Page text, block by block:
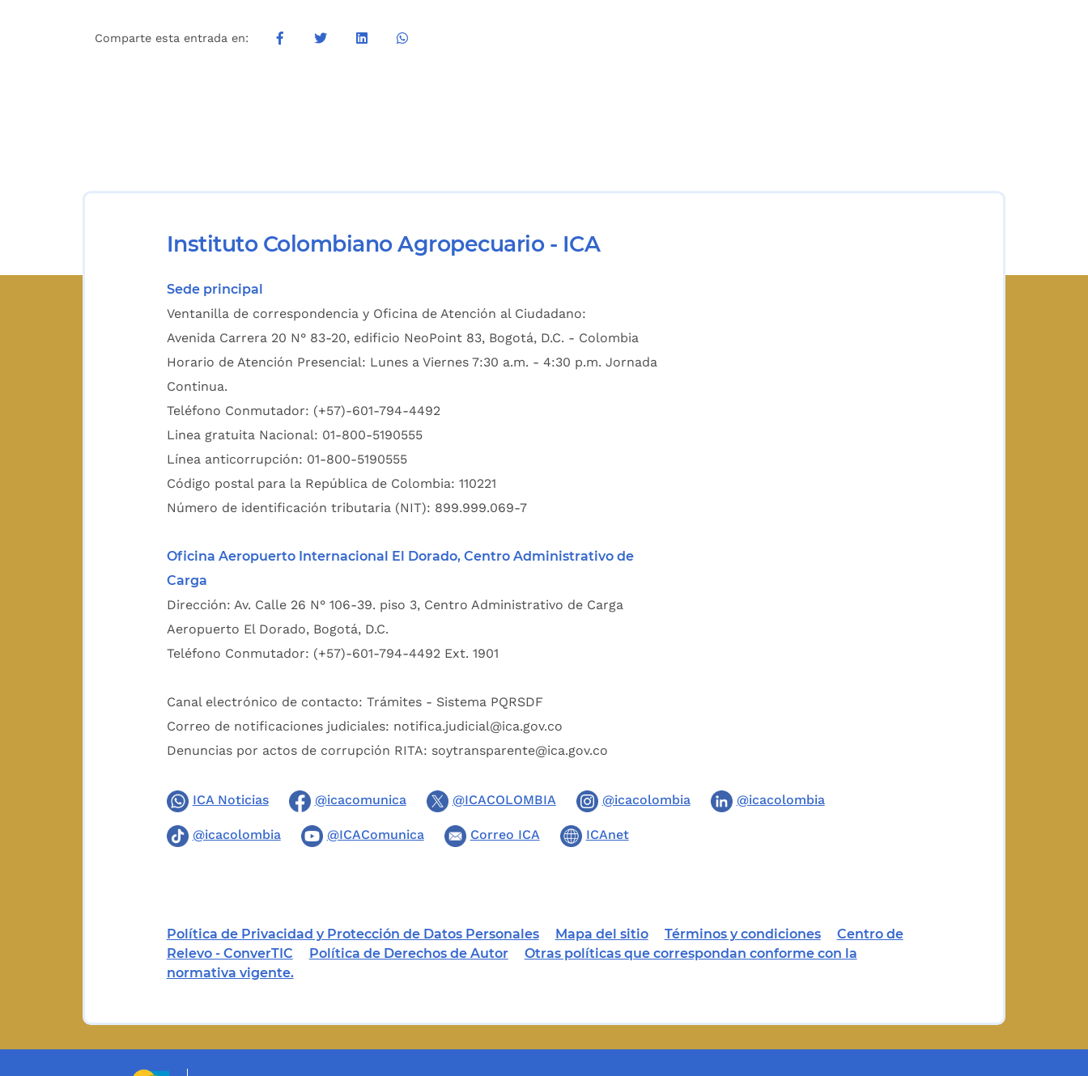
Comparte esta entrada en:
Instituto Colombiano Agropecuario - ICA
Sede principal
Ventanilla de correspondencia y Oficina de Atención al Ciudadano:
Avenida Carrera 20 N° 83-20, edificio NeoPoint 83, Bogotá, D.C. - Colombia
Horario de Atención Presencial: Lunes a Viernes 7:30 a.m. - 4:30 p.m. Jornada
Continua.
Teléfono Conmutador: (+57)-601-794-4492
Linea gratuita Nacional: 01-800-5190555
Línea anticorrupción: 01-800-5190555
Código postal para la República de Colombia: 110221
Número de identificación tributaria (NIT): 899.999.069-7
Oficina Aeropuerto Internacional El Dorado, Centro Administrativo de
Carga
Dirección: Av. Calle 26 N° 106-39. piso 3, Centro Administrativo de Carga
Aeropuerto El Dorado, Bogotá, D.C.
Teléfono Conmutador: (+57)-601-794-4492 Ext. 1901
Canal electrónico de contacto: Trámites - Sistema PQRSDF
Correo de notificaciones judiciales: notifica.judicial@ica.gov.co
Denuncias por actos de corrupción RITA: soytransparente@ica.gov.co
ICA Noticias @icacomunica @ICACOLOMBIA @icacolombia @icacolombia
@icacolombia @ICAComunica Correo ICA ICAnet
Política de Privacidad y Protección de Datos Personales Mapa del sitio Términos y condiciones
Centro de
Relevo - ConverTIC
Política de Derechos de Autor
Otras políticas que correspondan conforme con la
normativa vigente.